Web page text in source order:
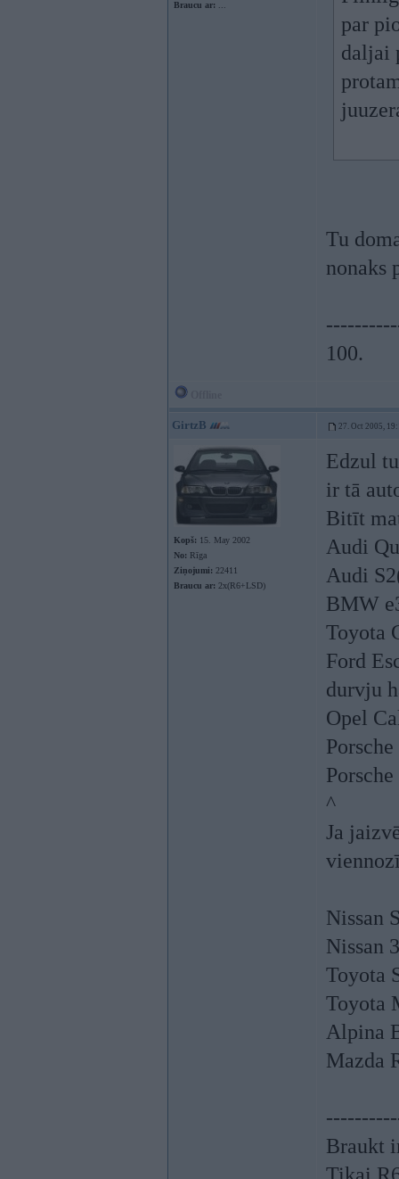
Braucu ar:
par
daljai
Tu
nonaks
100.
GirtzB 27. Oct 2005,
Kopš: 15. May 2002
No: Rīga
Ziņojumi: 22411
Braucu ar: 2x(R6+LSD)
Edzul
ir tā
Bitīt
Audi
Audi
BMW
Toyota
Ford
durvju
Opel
^
Ja
Nissan
Nissan
Toyota
Toyota
Alpina
Mazda
Braukt